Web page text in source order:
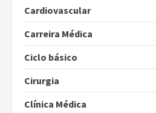
Cardiovascular
Carreira Médica
Ciclo básico
Cirurgia
Clínica Médica